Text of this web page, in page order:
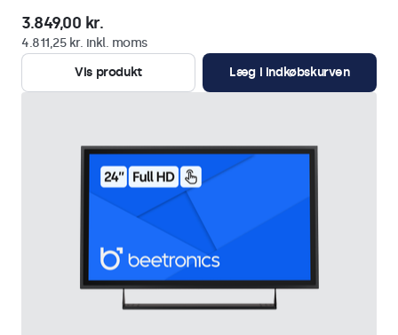
3.849,00 kr.
4.811,25 kr. inkl. moms
Vis produkt
Læg i indkøbskurven